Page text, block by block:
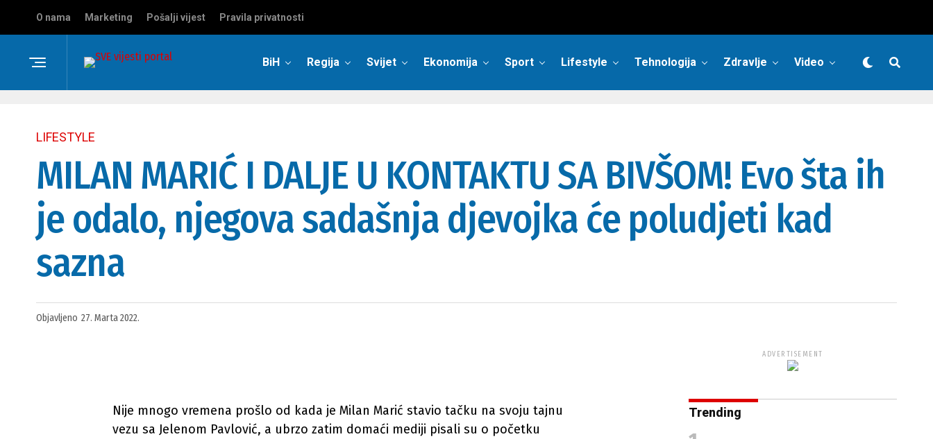
O nama Marketing Pošalji vijest Pravila privatnosti
BiH Regija Svijet Ekonomija Sport Lifestyle Tehnologija Zdravlje Video
LIFESTYLE
MILAN MARIĆ I DALJE U KONTAKTU SA BIVŠOM! Evo šta ih
je odalo, njegova sadašnja djevojka će poludjeti kad
sazna
Objavljeno 27. Marta 2022.
Nije mnogo vremena prošlo od kada je Milan Marić stavio tačku na svoju tajnu
vezu sa Jelenom Pavlović, a ubrzo zatim domaći mediji pisali su o početku
ADVERTISEMENT
Trending